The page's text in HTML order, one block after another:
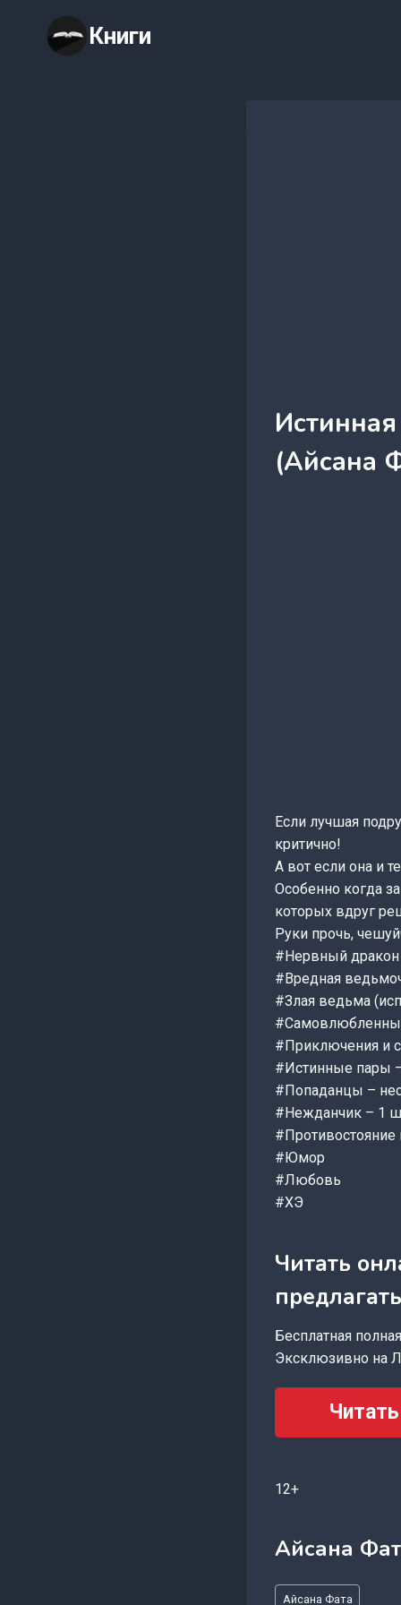
содержимому
Книги
(Айсана
Если лучшая
критично!
А вот если она и
Особенно когда
которых вдруг
Руки прочь,
#Нервный
#Вредная
#Злая ведьма
#Приключения и
#Истинные пары
#Попаданцы –
#Нежданчик – 1
#Противостояние
#Юмор
#Любовь
#ХЭ
Читать
Бесплатная
Эксклюзивно на
12+
Айсана
Метки
Айсана Фата